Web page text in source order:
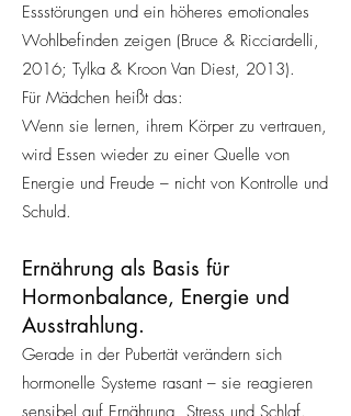
Essstörungen und ein höheres emotionales
Wohlbefinden zeigen (Bruce & Ricciardelli,
2016; Tylka & Kroon Van Diest, 2013).
Für Mädchen heißt das:
Wenn sie lernen, ihrem Körper zu vertrauen,
wird Essen wieder zu einer Quelle von
Energie und Freude – nicht von Kontrolle und
Schuld.
Ernährung als Basis für
Hormonbalance, Energie und
Ausstrahlung.
Gerade in der Pubertät verändern sich
hormonelle Systeme rasant – sie reagieren
sensibel auf Ernährung, Stress und Schlaf.